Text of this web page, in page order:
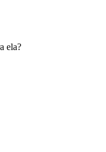
ela?